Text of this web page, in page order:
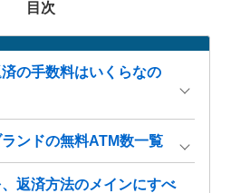
目次
の手数料はいくらなの
ンドの無料ATM数一覧
返済方法のメインにすべ